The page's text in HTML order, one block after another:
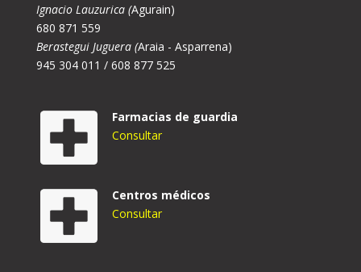
Ignacio Lauzurica (Agurain)
680 871 559
Berastegui Juguera (Araia - Asparrena)
945 304 011 / 608 877 525
Farmacias de guardia
Consultar
Centros médicos
Consultar